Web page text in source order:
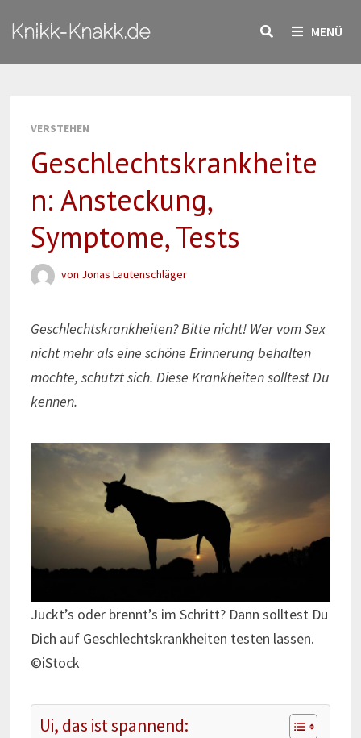
Inhalt
Knikk-Knakk.de MENÜ
VERSTEHEN
Geschlechtskrankheite
n: Ansteckung,
Symptome, Tests
von Jonas Lautenschläger
Geschlechtskrankheiten? Bitte nicht! Wer vom Sex
nicht mehr als eine schöne Erinnerung behalten
möchte, schützt sich. Diese Krankheiten solltest Du
kennen.
Juckt’s oder brennt’s im Schritt? Dann solltest Du
Dich auf Geschlechtskrankheiten testen lassen.
©iStock
Ui, das ist spannend: